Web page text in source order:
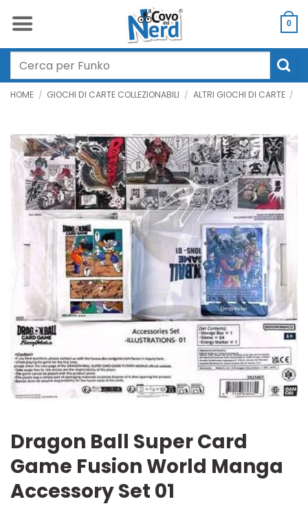
0
Cerca:
HOME / GIOCHI DI CARTE COLLEZIONABILI / ALTRI GIOCHI DI CARTE /
Dragon Ball Super Card
Game Fusion World Manga
Accessory Set 01